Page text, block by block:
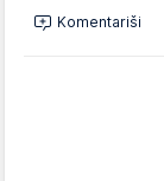
Komentariši